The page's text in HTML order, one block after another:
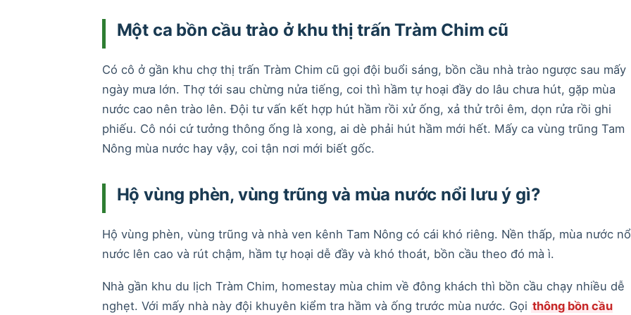
Một ca bồn cầu trào ở khu thị trấn Tràm Chim cũ
Có cô ở gần khu chợ thị trấn Tràm Chim cũ gọi đội buổi sáng, bồn cầu nhà trào ngược sau mấy
ngày mưa lớn. Thợ tới sau chừng nửa tiếng, coi thì hầm tự hoại đầy do lâu chưa hút, gặp mùa
nước cao nên trào lên. Đội tư vấn kết hợp hút hầm rồi xử ống, xả thử trôi êm, dọn rửa rồi ghi
phiếu. Cô nói cứ tưởng thông ống là xong, ai dè phải hút hầm mới hết. Mấy ca vùng trũng Tam
Nông mùa nước hay vậy, coi tận nơi mới biết gốc.
Hộ vùng phèn, vùng trũng và mùa nước nổi lưu ý gì?
Hộ vùng phèn, vùng trũng và nhà ven kênh Tam Nông có cái khó riêng. Nền thấp, mùa nước
nước lên cao và rút chậm, hầm tự hoại dễ đầy và khó thoát, bồn cầu theo đó mà ì.
Nhà gần khu du lịch Tràm Chim, homestay mùa chim về đông khách thì bồn cầu chạy nhiều dễ
nghẹt. Với mấy nhà này đội khuyên kiểm tra hầm và ống trước mùa nước. Gọi thông bồn cầu